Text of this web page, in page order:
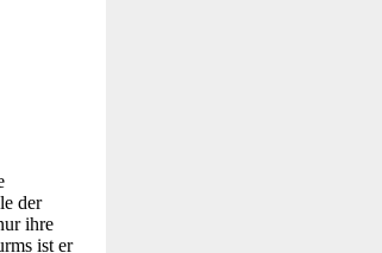
der
ihre
ist er